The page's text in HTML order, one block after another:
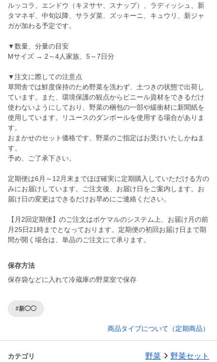
ルッコラ、エンドウ（キヌサヤ、スナップ）、ラディッシュ、新
タマネギ、中旬以降、サラダ菜、ズッキーニ、キュウリ、新ジャ
ガが加わる予定です。
▼数量、分量の目安
Мサイズ → 2～4人家族、5～7日分
▼注文に際しての注意点
草間舎では鮮度保持のため野菜を洗わず、土つきの状態で出荷し
ています。また、環境保護の観点からビニール資材をできるだけ
使わないようにしており、野菜の梱包の一部や緩衝材に新聞紙を
使用しています。リユースのダンボールを使用する場合がありま
す。
おまかせのセット価格です。野菜のご指定はお受けいたしかねま
す。
予め、ご了承下さい。
定期便は6月～12月末までほぼ確実に定期購入していただける方の
みにお届けしています。ご注文後、お届け日をご案内します。お
届け日の変更はできるだけお早めにご連絡ください。
【月2回定期便】のご注文はポケマルのシステム上、お届け月の前
月25日21時までとなっております。定期便の初回お届け日まで期
間が開く場合は、単品のご注文にて承ります。
保存方法
保存袋などに入れて冷蔵庫の野菜室で保存
#新◯◯
商品タイプについて（定期商品）
カテゴリ 野菜 野菜セット